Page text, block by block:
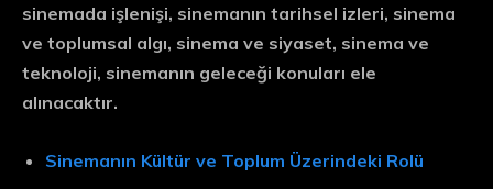
sinemada işlenişi, sinemanın tarihsel izleri, sinema
ve toplumsal algı, sinema ve siyaset, sinema ve
teknoloji, sinemanın geleceği konuları ele
alınacaktır.
Sinemanın Kültür ve Toplum Üzerindeki Rolü